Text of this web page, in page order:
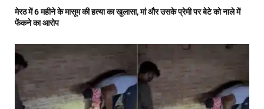
मेरठ में 6 महीने के मासूम की हत्या का खुलासा, मां और उसके प्रेमी पर बेटे को नाले में
फेंकने का आरोप